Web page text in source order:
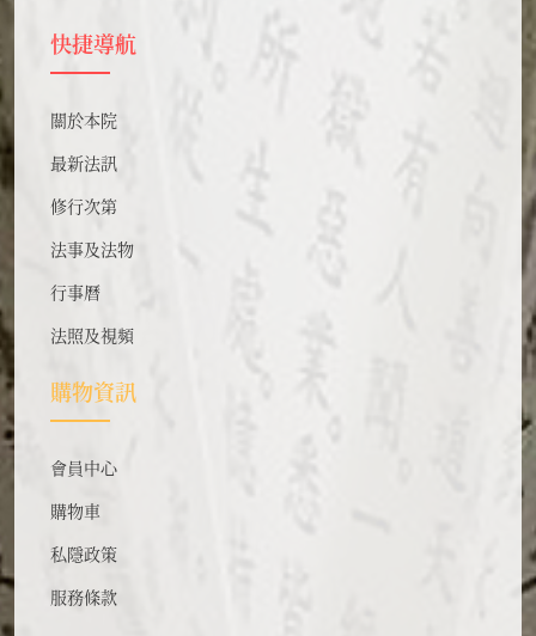
快捷導航
關於本院
最新法訊
修行次第
法事及法物
行事曆
法照及視頻
購物資訊
會員中心
購物車
私隱政策
服務條款